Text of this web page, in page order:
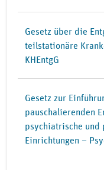
Gesetz über die
teilstationäre
KHEntgG
Gesetz zur
pauschalierenden
psychiatrische und
Einrichtungen –